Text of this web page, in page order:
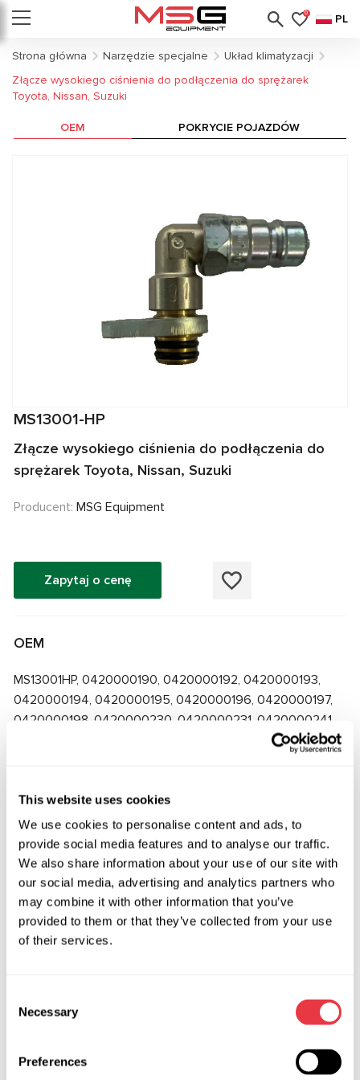
This website uses cookies
We use cookies to personalise content and ads, to
provide social media features and to analyse our traffic.
We also share information about your use of our site with
our social media, advertising and analytics partners who
may combine it with other information that you’ve
provided to them or that they’ve collected from your use
of their services.
Selection
Necessary
Preferences
0 PL
Strona główna Narzędzie specjalne
Układ klimatyzacji
Złącze wysokiego ciśnienia do podłączenia do sprężarek
Toyota, Nissan, Suzuki
MS13001-HP
Złącze wysokiego ciśnienia do podłączenia do
sprężarek Toyota, Nissan, Suzuki
Producent: MSG Equipment
Zapytaj o cenę
OEM POKRYCIE POJAZDÓW
OEM
MS13001HP, 0420000190, 0420000192, 0420000193,
0420000194, 0420000195, 0420000196, 0420000197,
0420000198, 0420000230, 0420000231, 0420000241,
0420000242, 0420000251, 0420000252, 0420000300,
0422000212, 0422000221, 0422000260, 0422000281,
0422000391, 0422000392, 0422000393, 0422000400,
0422000402, 0422000403, 0422000404, 0422000410,
0422000411, 0422000412, 0422000413, 0422000420,
0422000421, 0422000422, 0422000423, 0422000460,
0422000462, 0422000463, 0422000512, 0422000513,
0422000530, 0422000531, 0422000532, 0422000533,
0422000610, 0422000611, 0422000612, 0422000613,
0422000683, 0422000690, 0422000691, 0422000831,
0422000840, 0422000841, 0422000941, 0422001020,
0422001040, 0422001041, 0422001060, 0422001061,